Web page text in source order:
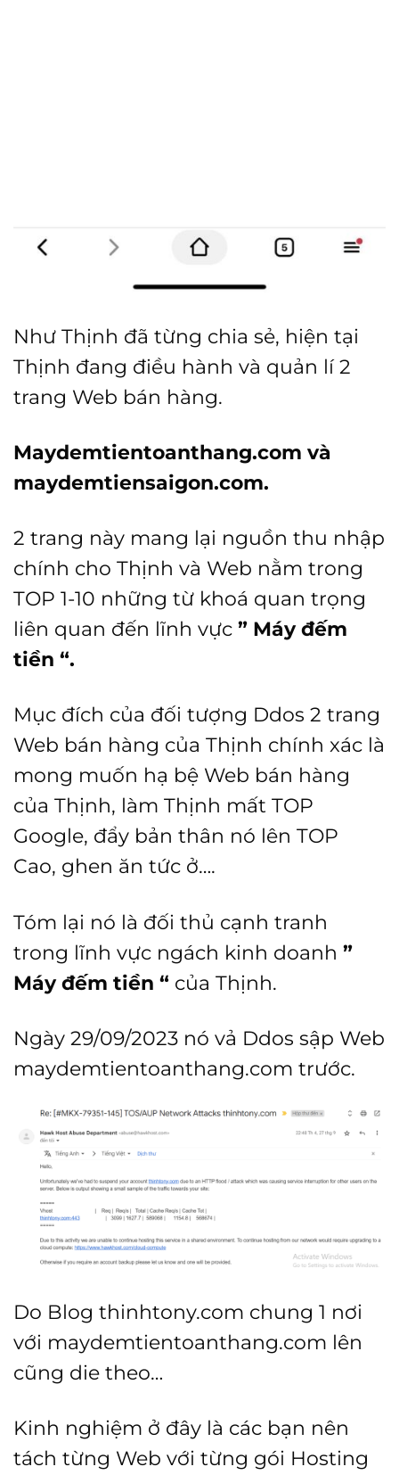
Như Thịnh đã từng chia sẻ, hiện tại
Thịnh đang điều hành và quản lí 2
trang Web bán hàng.
Maydemtientoanthang.com và
maydemtiensaigon.com.
2 trang này mang lại nguồn thu nhập
chính cho Thịnh và Web nằm trong
TOP 1-10 những từ khoá quan trọng
liên quan đến lĩnh vực ” Máy đếm
tiền “.
Mục đích của đối tượng Ddos 2 trang
Web bán hàng của Thịnh chính xác là
mong muốn hạ bệ Web bán hàng
của Thịnh, làm Thịnh mất TOP
Google, đẩy bản thân nó lên TOP
Cao, ghen ăn tức ở….
Tóm lại nó là đối thủ cạnh tranh
trong lĩnh vực ngách kinh doanh ”
Máy đếm tiền “ của Thịnh.
Ngày 29/09/2023 nó vả Ddos sập Web
maydemtientoanthang.com trước.
Do Blog thinhtony.com chung 1 nơi
với maydemtientoanthang.com lên
cũng die theo…
Kinh nghiệm ở đây là các bạn nên
tách từng Web với từng gói Hosting